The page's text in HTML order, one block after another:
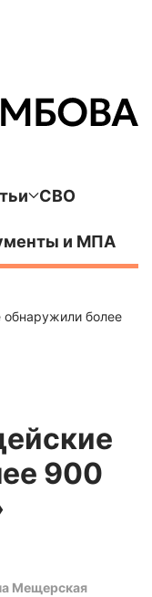
СВО
и МПА
обнаружили более
900
Мещерская